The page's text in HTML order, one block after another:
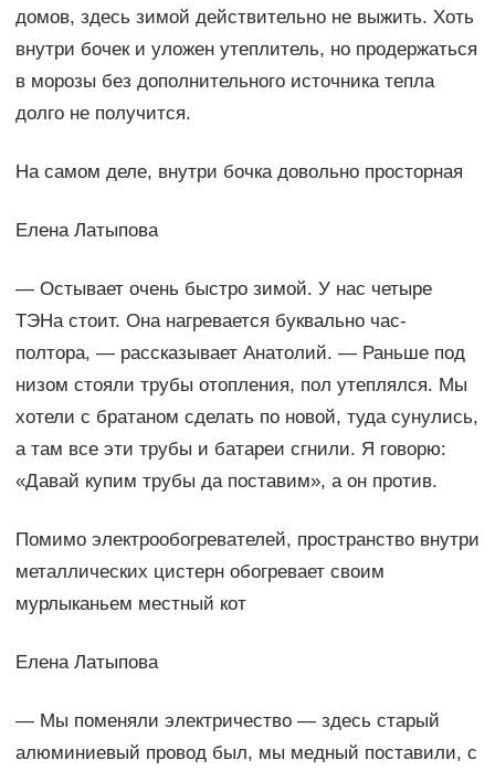
домов, здесь зимой действительно не выжить. Хоть
внутри бочек и уложен утеплитель, но продержаться
в морозы без дополнительного источника тепла
долго не получится.
На самом деле, внутри бочка довольно просторная
Елена Латыпова
— Остывает очень быстро зимой. У нас четыре
ТЭНа стоит. Она нагревается буквально час-
полтора, — рассказывает Анатолий. — Раньше под
низом стояли трубы отопления, пол утеплялся. Мы
хотели с братаном сделать по новой, туда сунулись,
а там все эти трубы и батареи сгнили. Я говорю:
«Давай купим трубы да поставим», а он против.
Помимо электрообогревателей, пространство внутри
металлических цистерн обогревает своим
мурлыканьем местный кот
Елена Латыпова
— Мы поменяли электричество — здесь старый
алюминиевый провод был, мы медный поставили, с